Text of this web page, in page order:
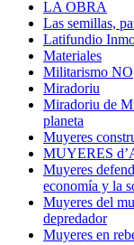
LA OBRA
Las semillas,
Latifundio
Materiales
Militarismo NO
Miradoriu
Miradoriu de
planeta
Muyeres
MUYERES
Muyeres
economía y la
Muyeres del
depredador
Muyeres en